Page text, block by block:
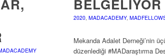
BELGELIYOR
2020,MADACADEMY,
Mekanda Adalet Derneği’nin
düzenlediği #MADaraştırma